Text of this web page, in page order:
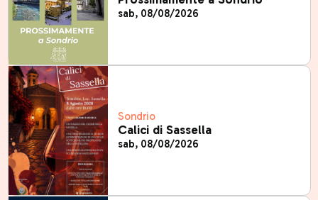
sab, 08/08/2026
Sondrio
Calici di Sassella
sab, 08/08/2026